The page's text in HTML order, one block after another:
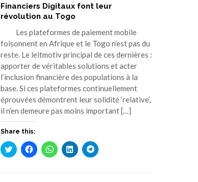
Financiers Digitaux font leur
révolution au Togo
Les plateformes de paiement mobile
foisonnent en Afrique et le Togo n’est pas du
reste. Le leitmotiv principal de ces dernières :
apporter de véritables solutions et acter
l’inclusion financière des populations à la
base. Si ces plateformes continuellement
éprouvées démontrent leur solidité ‘relative’,
il n’en demeure pas moins important […]
Share this:
Cliquez
pour
Cliquez
pour
Cliquez
pour
Cliquez
pour
Cliquez
pour